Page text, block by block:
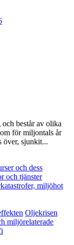
består av olika
för miljontals år
över, sjunkit...
och dess
och tjänster
miljöhot
Oljekrisen
miljörelaterade